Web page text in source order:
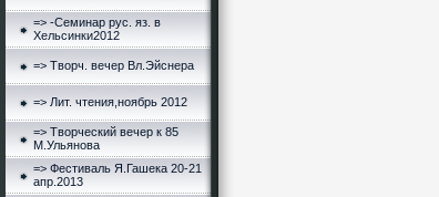
=> -Семинар рус. яз. в
Хельсинки2012
=> Творч. вечер Вл.Эйснера
=> Лит. чтения,ноябрь 2012
=> Творческий вечер к 85
М.Ульянова
=> Фестиваль Я.Гашека 20-21
апр.2013